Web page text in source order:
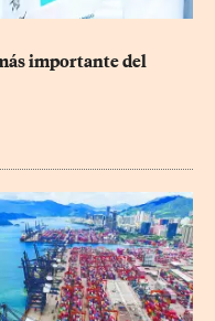
importante del